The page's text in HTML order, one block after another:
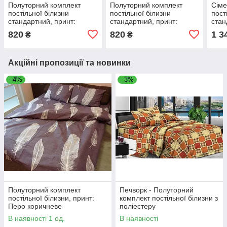
Полуторний комплект
постільної білизни
стандартний, принт:
820 ₴
Полуторний комплект
постільної білизни
стандартний, принт:
820₴ 1
Акційні пропозиції та новинки
–4%
Полуторний комплект
постільної білизни, принт:
Перо коричневе
В наявності 1 од.
–3%
Печворк - Полуторний
комплект постільної білизни з
поліестеру
В наявності